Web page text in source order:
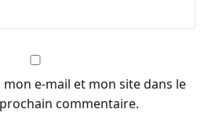
e-mail et mon site dans le
commentaire.